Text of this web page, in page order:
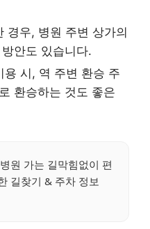
경우, 병원 주변 상가의
안도 있습니다.
용 시, 역 주변 환승 주
환승하는 것도 좋은
원 가는 길막힘없이 편
길찾기 & 주차 정보